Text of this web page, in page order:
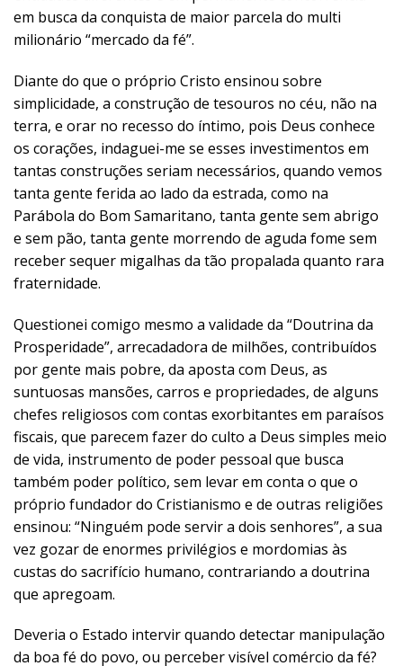
em busca da conquista de maior parcela do multi
milionário “mercado da fé”.
Diante do que o próprio Cristo ensinou sobre
simplicidade, a construção de tesouros no céu, não na
terra, e orar no recesso do íntimo, pois Deus conhece
os corações, indaguei-me se esses investimentos em
tantas construções seriam necessários, quando vemos
tanta gente ferida ao lado da estrada, como na
Parábola do Bom Samaritano, tanta gente sem abrigo
e sem pão, tanta gente morrendo de aguda fome sem
receber sequer migalhas da tão propalada quanto rara
fraternidade.
Questionei comigo mesmo a validade da “Doutrina da
Prosperidade”, arrecadadora de milhões, contribuídos
por gente mais pobre, da aposta com Deus, as
suntuosas mansões, carros e propriedades, de alguns
chefes religiosos com contas exorbitantes em paraísos
fiscais, que parecem fazer do culto a Deus simples meio
de vida, instrumento de poder pessoal que busca
também poder político, sem levar em conta o que o
próprio fundador do Cristianismo e de outras religiões
ensinou: “Ninguém pode servir a dois senhores”, a sua
vez gozar de enormes privilégios e mordomias às
custas do sacrifício humano, contrariando a doutrina
que apregoam.
Deveria o Estado intervir quando detectar manipulação
da boa fé do povo, ou perceber visível comércio da fé?